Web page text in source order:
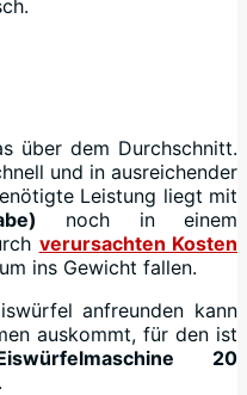
über dem Durchschnitt.
und in ausreichender
Leistung liegt mit
noch in einem
verursachten Kosten
ins Gewicht fallen.
anfreunden kann
auskommt, für den ist
20